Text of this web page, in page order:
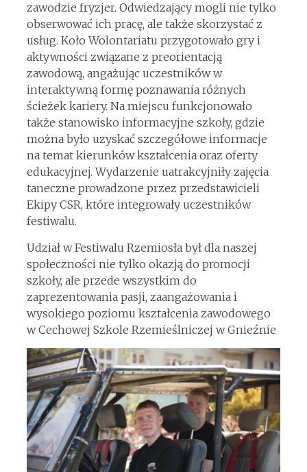
zawodzie fryzjer. Odwiedzający mogli nie tylko
obserwować ich pracę, ale także skorzystać z
usług. Koło Wolontariatu przygotowało gry i
aktywności związane z preorientacją
zawodową, angażując uczestników w
interaktywną formę poznawania różnych
ścieżek kariery. Na miejscu funkcjonowało
także stanowisko informacyjne szkoły, gdzie
można było uzyskać szczegółowe informacje
na temat kierunków kształcenia oraz oferty
edukacyjnej. Wydarzenie uatrakcyjniły zajęcia
taneczne prowadzone przez przedstawicieli
Ekipy CSR, które integrowały uczestników
festiwalu.
Udział w Festiwalu Rzemiosła był dla naszej
społeczności nie tylko okazją do promocji
szkoły, ale przede wszystkim do
zaprezentowania pasji, zaangażowania i
wysokiego poziomu kształcenia zawodowego
w Cechowej Szkole Rzemieślniczej w Gnieźnie